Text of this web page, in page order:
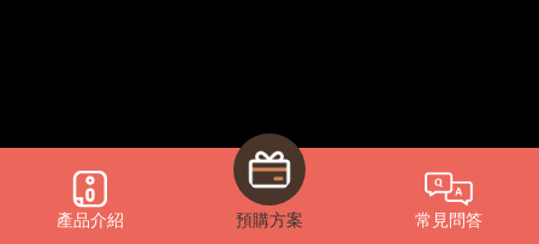
產品介紹 預購方案 常見問答